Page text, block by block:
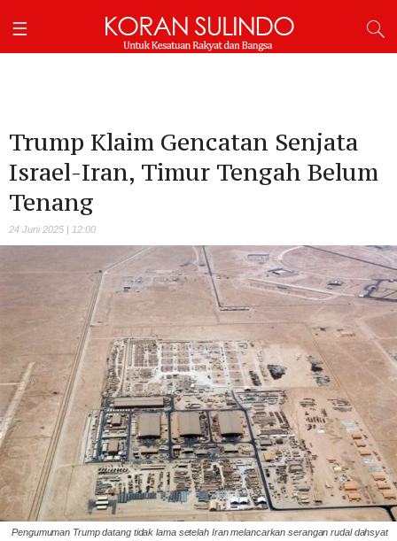
Trump Klaim Gencatan Senjata
Israel-Iran, Timur Tengah Belum
Tenang
24 Juni 2025 | 12:00
Pengumuman Trump datang tidak lama setelah Iran melancarkan serangan rudal dahsyat